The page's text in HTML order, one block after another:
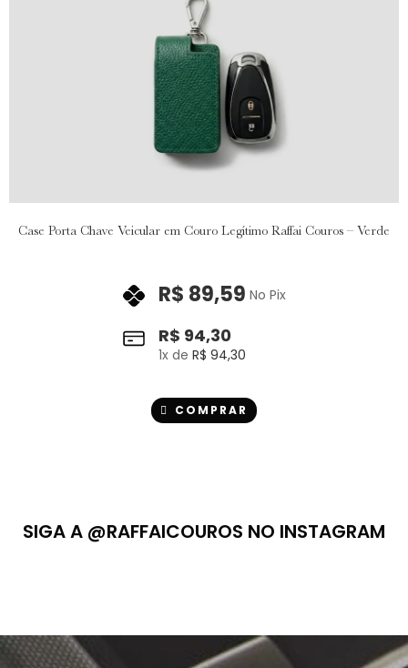
Case Porta Chave Veicular em Couro Legítimo Raffai Couros – Verde
R$ 94,30
1x de R$ 94,30
R$ 89,59 No Pix
COMPRAR
SIGA A @RAFFAICOUROS NO INSTAGRAM